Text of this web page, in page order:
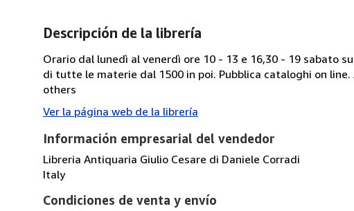
Descripción de la librería
Orario dal lunedì al venerdì ore 10 - 13 e 16,30 - 19 sabato
di tutte le materie dal 1500 in poi. Pubblica cataloghi on
others
Ver la página web de la librería
Información empresarial del vendedor
Libreria Antiquaria Giulio Cesare di Daniele Corradi
Italy
Condiciones de venta y envío